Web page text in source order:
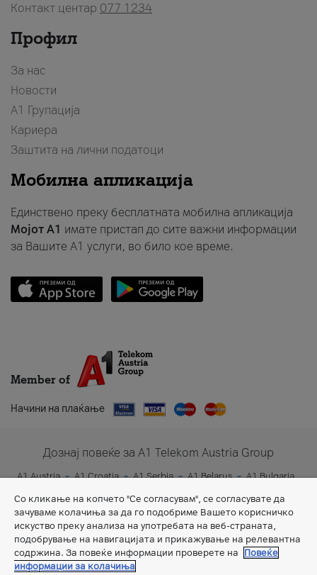
Контакт центар 077 1234
Профил
За нас
Новости
А1 Групација
Кариера
Заштита на лични податоци
Мобилна апликација
Единствено преку бесплатната мобилна апликација
Мојот A1 имате пристап до сите важни информации
за Вашите A1 услуги, во било кое време.
Member of
Начини на плаќање
Дознај повеќе за A1 Telekom Austria Group
A1 Austria A1 Croatia A1 Serbia A1 Belarus
A1 Bulgaria
A1 Slovenia
A1 Digital
Со кликање на копчето "Се согласувам", се согласувате да
зачуваме колачиња за да го подобриме Вашето корисничко
искуство преку анализа на употребата на веб-страната,
подобрување на навигацијата и прикажување на релевантна
содржина. За повеќе информации проверете на
Повеќе
информации за колачиња